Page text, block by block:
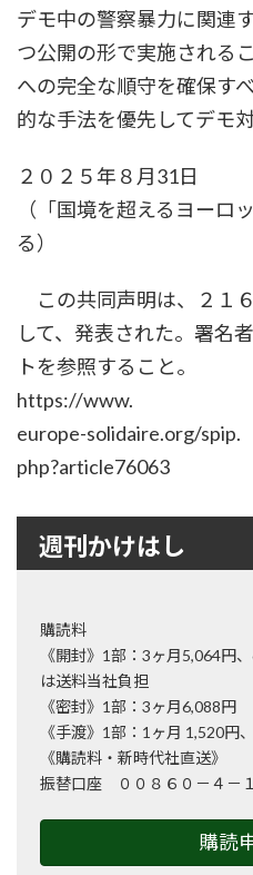
デモ中の警察暴力に関連
つ公開の形で実施される
への完全な順守を確保す
的な手法を優先してデモ
２０２５年８月31日
（「国境を超えるヨーロ
る）
この共同声明は、２１
して、発表された。署名
トを参照すること。
https://www.
europe-solidaire.org/spip.
php?article76063
週刊かけはし
購読料
《開封》1部：3ヶ月5,064
は送料当社負担
《密封》1部：3ヶ月6,088円
《手渡》1部：1ヶ月 1,520円
《購読料・新時代社直送》
振替口座 ００８６０－４－
購読